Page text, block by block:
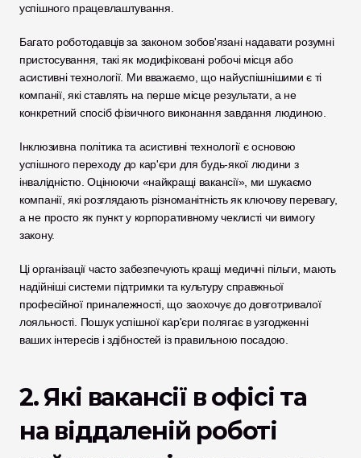
успішного працевлаштування.
Багато роботодавців за законом зобов'язані надавати розумні
пристосування, такі як модифіковані робочі місця або
асистивні технології. Ми вважаємо, що найуспішнішими є ті
компанії, які ставлять на перше місце результати, а не
конкретний спосіб фізичного виконання завдання людиною.
Інклюзивна політика та асистивні технології є основою
успішного переходу до кар'єри для будь-якої людини з
інвалідністю. Оцінюючи «найкращі вакансії», ми шукаємо
компанії, які розглядають різноманітність як ключову перевагу,
а не просто як пункт у корпоративному чеклисті чи вимогу
закону.
Ці організації часто забезпечують кращі медичні пільги, мають
надійніші системи підтримки та культуру справжньої
професійної приналежності, що заохочує до довготривалої
лояльності. Пошук успішної кар'єри полягає в узгодженні
ваших інтересів і здібностей із правильною посадою.
2. Які вакансії в офісі та
на віддаленій роботі